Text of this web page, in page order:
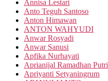
Annisa Lestari
Anto Teguh Santoso
Anton Himawan
ANTON WAHYUDI
Anwar Rosyadi
Anwar Sanusi
Apfika Nurhayati
Aprianijal Ramadhan Putri
Apriyanti Setyaningrum